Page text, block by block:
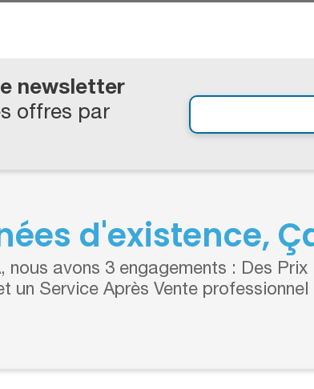
newsletter
offres par
d'existence,
nous avons 3 engagements : Des
un Service Après Vente